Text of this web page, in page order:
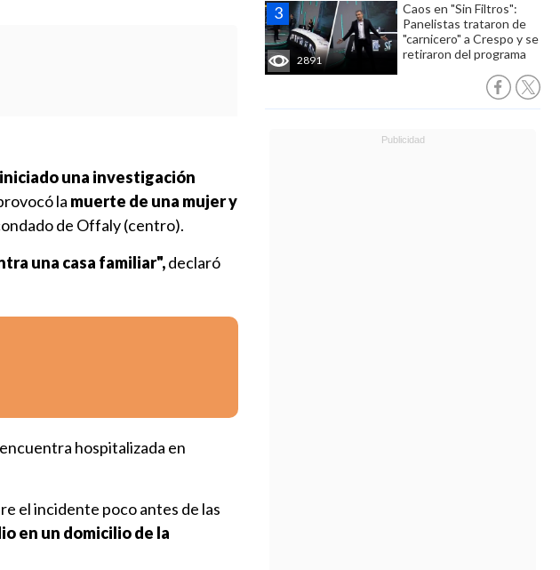
2891
Caos en "Sin Filtros":
Panelistas trataron de
"carnicero" a Crespo y se
retiraron del programa
una investigación
la muerte de una mujer y
de Offaly (centro).
una casa familiar",declaró
hospitalizada en
el incidente poco antes de las
en un domicilio de la